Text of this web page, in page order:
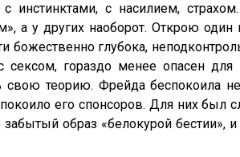
инстинктами, с насилием,
а у других наоборот. Открою один
глубока,
гораздо менее опасен
теорию. Фрейда беспокоила
его спонсоров. Для них
образ «белокурой бестии»,